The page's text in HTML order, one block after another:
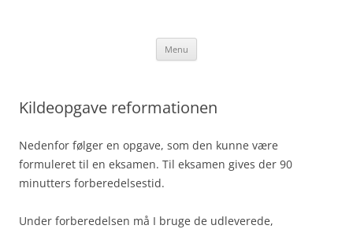
Menu
Kildeopgave reformationen
Nedenfor følger en opgave, som den kunne være
formuleret til en eksamen. Til eksamen gives der 90
minutters forberedelsestid.
Under forberedelsen må I bruge de udleverede,